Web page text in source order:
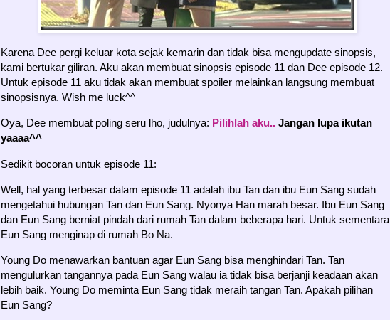
Karena Dee pergi keluar kota sejak kemarin dan tidak bisa mengupdate sinopsis,
kami bertukar giliran. Aku akan membuat sinopsis episode 11 dan Dee episode 12.
Untuk episode 11 aku tidak akan membuat spoiler melainkan langsung membuat
sinopsisnya. Wish me luck^^
Oya, Dee membuat poling seru lho, judulnya: Pilihlah aku.. Jangan lupa ikutan
yaaaa^^
Sedikit bocoran untuk episode 11:
Well, hal yang terbesar dalam episode 11 adalah ibu Tan dan ibu Eun Sang sudah
mengetahui hubungan Tan dan Eun Sang. Nyonya Han marah besar. Ibu Eun Sang
dan Eun Sang berniat pindah dari rumah Tan dalam beberapa hari. Untuk sementara
Eun Sang menginap di rumah Bo Na.
Young Do menawarkan bantuan agar Eun Sang bisa menghindari Tan. Tan
mengulurkan tangannya pada Eun Sang walau ia tidak bisa berjanji keadaan akan
lebih baik. Young Do meminta Eun Sang tidak meraih tangan Tan. Apakah pilihan
Eun Sang?